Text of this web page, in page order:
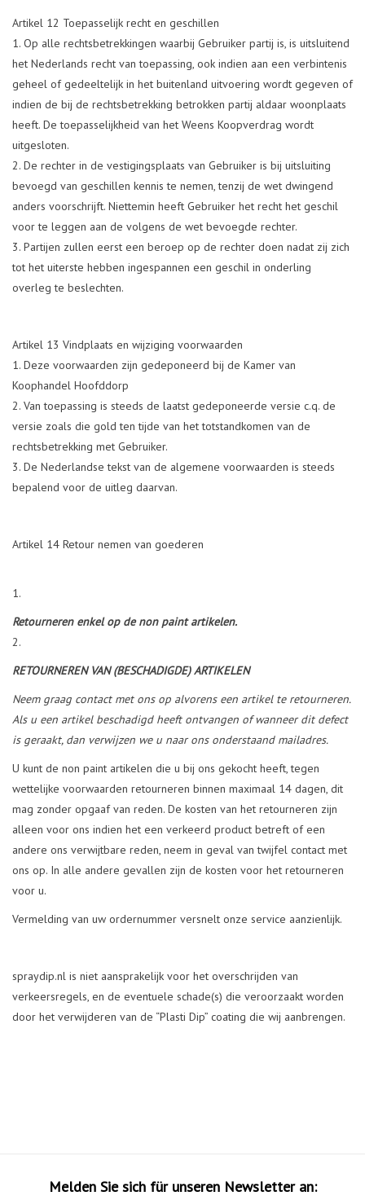
Artikel 12 Toepasselijk recht en geschillen
Op alle rechtsbetrekkingen waarbij Gebruiker partij is, is uitsluitend
het Nederlands recht van toepassing, ook indien aan een verbintenis
geheel of gedeeltelijk in het buitenland uitvoering wordt gegeven of
indien de bij de rechtsbetrekking betrokken partij aldaar woonplaats
heeft. De toepasselijkheid van het Weens Koopverdrag wordt
uitgesloten.
De rechter in de vestigingsplaats van Gebruiker is bij uitsluiting
bevoegd van geschillen kennis te nemen, tenzij de wet dwingend
anders voorschrijft. Niettemin heeft Gebruiker het recht het geschil
voor te leggen aan de volgens de wet bevoegde rechter.
Partijen zullen eerst een beroep op de rechter doen nadat zij zich
tot het uiterste hebben ingespannen een geschil in onderling
overleg te beslechten.
Artikel 13 Vindplaats en wijziging voorwaarden
Deze voorwaarden zijn gedeponeerd bij de Kamer van
Koophandel Hoofddorp
Van toepassing is steeds de laatst gedeponeerde versie c.q. de
versie zoals die gold ten tijde van het totstandkomen van de
rechtsbetrekking met Gebruiker.
De Nederlandse tekst van de algemene voorwaarden is steeds
bepalend voor de uitleg daarvan.
Artikel 14 Retour nemen van goederen
Retourneren enkel op de non paint artikelen.
RETOURNEREN VAN (BESCHADIGDE) ARTIKELEN
Neem graag contact met ons op alvorens een artikel te retourneren.
Als u een artikel beschadigd heeft ontvangen of wanneer dit defect
is geraakt, dan verwijzen we u naar ons onderstaand mailadres.
U kunt de non paint artikelen die u bij ons gekocht heeft, tegen
wettelijke voorwaarden retourneren binnen maximaal 14 dagen, dit
mag zonder opgaaf van reden. De kosten van het retourneren zijn
alleen voor ons indien het een verkeerd product betreft of een
andere ons verwijtbare reden, neem in geval van twijfel contact met
ons op. In alle andere gevallen zijn de kosten voor het retourneren
voor u.
Vermelding van uw ordernummer versnelt onze service aanzienlijk.
spraydip.nl is niet aansprakelijk voor het overschrijden van
verkeersregels, en de eventuele schade(s) die veroorzaakt worden
door het verwijderen van de “Plasti Dip” coating die wij aanbrengen.
Melden Sie sich für unseren Newsletter an: